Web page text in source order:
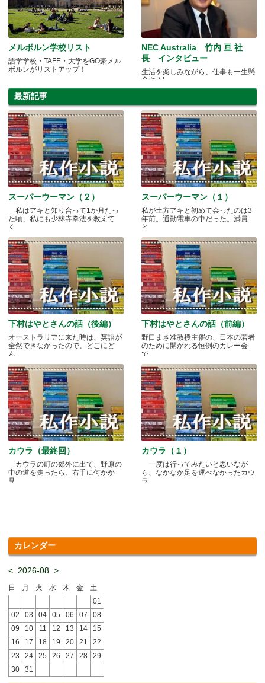
メルボルン学校リスト
語学学校・TAFE・大学をGO豪メル
ボルンがリストアップ！
NEC Australia 竹内 亘 社
長 インタビュー
生活を楽しみながら、仕事も一生懸
命やる!
最新記事
スーパーウーマン（２）
私はアキと知り合って1か月たっ
た頃、私にも少林寺拳法を教えて
く.....
スーパーウーマン（１）
私が土方アキと初めて会ったのは3
年前。通勤電車の中だった。満員
と.....
下村はやとさんの話（後編）
オーストラリアに来た時は、英語が
全然できなかったので、どこにど
ん.....
下村はやとさんの話（前編）
野口まさ准教授主催の、日本の若者
のために開かれる恒例のカレー会
で.....
カウラ（最終回）
カウラの町の郊外に出て、野原の
中の道を走ったら、右手に何かが
見.....
カウラ（１）
一度は行ってみたいと思いなが
ら、なかなか足を運べなかったカウ
ラ.....
カレンダー
< 2026-08 >
日 月 火 水 木 金
土
01
02
03 04 05 06 07
08
09
10 11 12 13 14
15
16
17 18 19 20 21
22
23
24 25 26 27 28
29
30
31